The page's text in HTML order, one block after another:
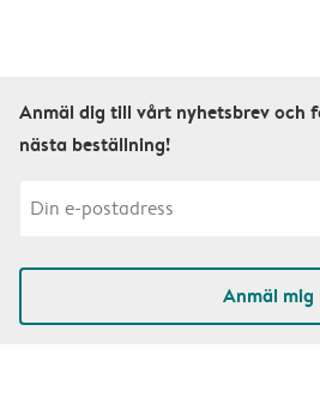
Anmäl dig till vårt nyhetsbrev och
nästa beställning!
Anmäl mig